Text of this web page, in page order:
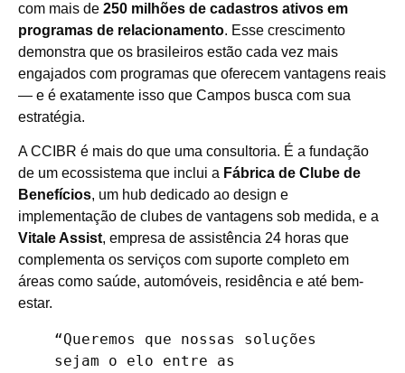
com mais de 250 milhões de cadastros ativos em
programas de relacionamento. Esse crescimento
demonstra que os brasileiros estão cada vez mais
engajados com programas que oferecem vantagens reais
— e é exatamente isso que Campos busca com sua
estratégia.
A CCIBR é mais do que uma consultoria. É a fundação
de um ecossistema que inclui a Fábrica de Clube de
Benefícios, um hub dedicado ao design e
implementação de clubes de vantagens sob medida, e a
Vitale Assist, empresa de assistência 24 horas que
complementa os serviços com suporte completo em
áreas como saúde, automóveis, residência e até bem-
estar.
“Queremos que nossas soluções
sejam o elo entre as